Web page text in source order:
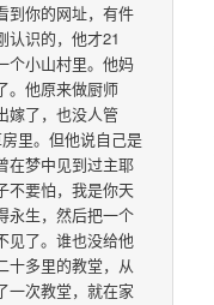
到你的网址，有件
认识的，他才21
个小山村里。他妈
。他原来做厨师
嫁了，也没人管
里。但他说自己是
在梦中见到过主耶
不要怕，我是你天
永生，然后把一个
见了。谁也没给他
十多里的教堂，从
一次教堂，就在家